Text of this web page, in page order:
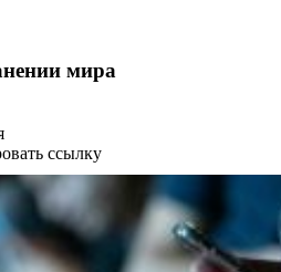
мира